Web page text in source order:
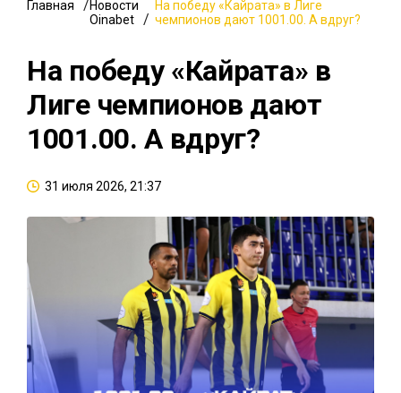
Главная
Новости
Oinabet
На победу «Кайрата» в Лиге
чемпионов дают 1001.00. А вдруг?
На победу «Кайрата» в
Лиге чемпионов дают
1001.00. А вдруг?
31 июля 2026, 21:37